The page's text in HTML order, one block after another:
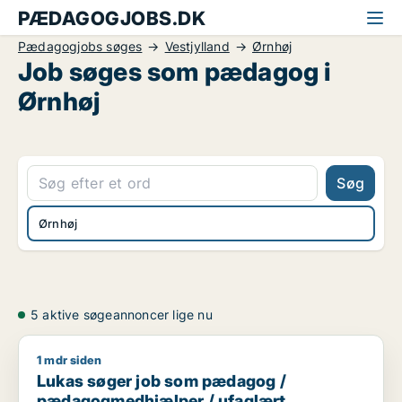
PÆDAGOGJOBS.DK
Pædagogjobs søges Vestjylland Ørnhøj
Job søges som pædagog i
Ørnhøj
Søg
Ørnhøj
5 aktive søgeannoncer lige nu
Lukas søger job som pædagog / pædagogmedhjælper /
1 mdr siden
Lukas søger job som pædagog /